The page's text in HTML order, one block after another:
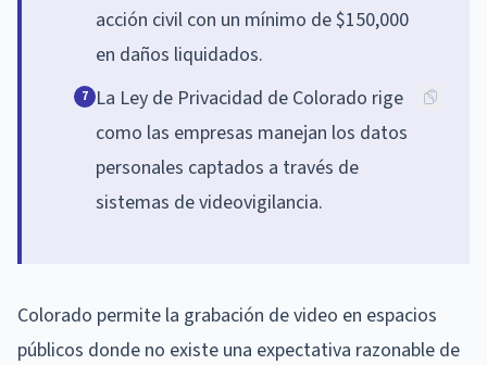
acción civil con un mínimo de $150,000
en daños liquidados.
7 La Ley de Privacidad de Colorado rige
como las empresas manejan los datos
personales captados a través de
sistemas de videovigilancia.
Colorado permite la grabación de video en espacios
públicos donde no existe una expectativa razonable de